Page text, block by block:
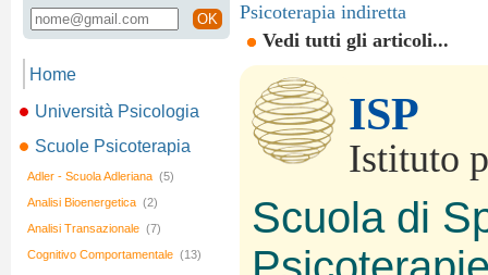
OK
Home
Università Psicologia
Scuole Psicoterapia
Adler - Scuola Adleriana (5)
Analisi Bioenergetica (2)
Analisi Transazionale (7)
Cognitivo Comportamentale (13)
Psicoterapia indiretta
Vedi tutti gli articoli...
ISP
Istituto
Scuola di